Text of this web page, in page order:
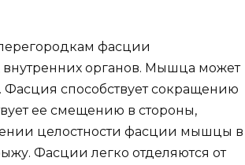
фасции
органов. Мышца может
способствует сокращению
ее смещению в стороны,
целостности фасции мышцы в
Фасции легко отделяются от